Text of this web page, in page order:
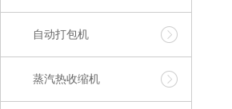
自动打包机
蒸汽热收缩机